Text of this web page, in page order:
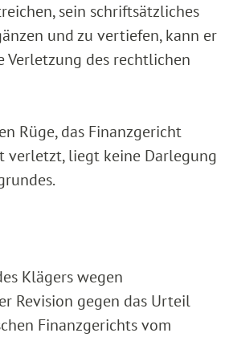
sein schriftsätzliches
und zu vertiefen, kann er
Verletzung des rechtlichen
Rüge, das Finanzgericht
verletzt, liegt keine Darlegung
Klägers wegen
Revision gegen das Urteil
Finanzgerichts vom